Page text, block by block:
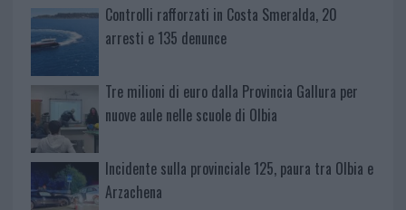
Controlli rafforzati in Costa Smeralda, 20
arresti e 135 denunce
Tre milioni di euro dalla Provincia Gallura per
nuove aule nelle scuole di Olbia
Incidente sulla provinciale 125, paura tra Olbia e
Arzachena